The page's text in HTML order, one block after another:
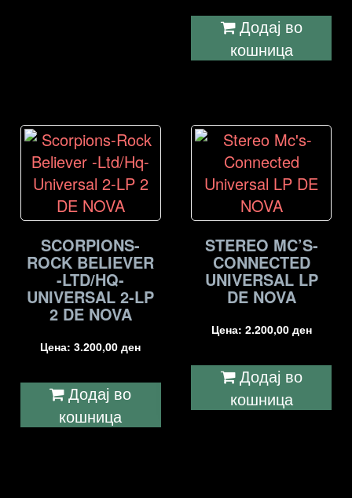
Додај во
кошница
SCORPIONS-
ROCK BELIEVER
-LTD/HQ-
UNIVERSAL 2-LP
2 DE NOVA
Цена:3.200,00ден
Додај во
кошница
STEREO MC’S-
CONNECTED
UNIVERSAL LP
DE NOVA
Цена: 2.200,00 ден
Додај во
кошница